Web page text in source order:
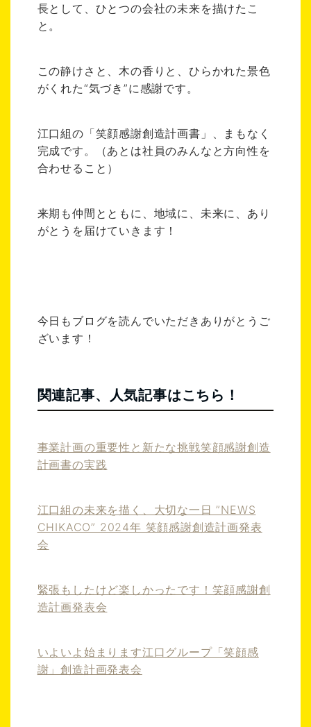
長として、ひとつの会社の未来を描けたこ
と。
この静けさと、木の香りと、ひらかれた景色
がくれた“気づき”に感謝です。
江口組の「笑顔感謝創造計画書」、まもなく
完成です。（あとは社員のみんなと方向性を
合わせること）
来期も仲間とともに、地域に、未来に、あり
がとうを届けていきます！
今日もブログを読んでいただきありがとうご
ざいます！
関連記事、人気記事はこちら！
事業計画の重要性と新たな挑戦笑顔感謝創造
計画書の実践
江口組の未来を描く、大切な一日 ”NEWS
CHIKACO” 2024年 笑顔感謝創造計画発表
会
緊張もしたけど楽しかったです！笑顔感謝創
造計画発表会
いよいよ始まります江口グループ「笑顔感
謝」創造計画発表会